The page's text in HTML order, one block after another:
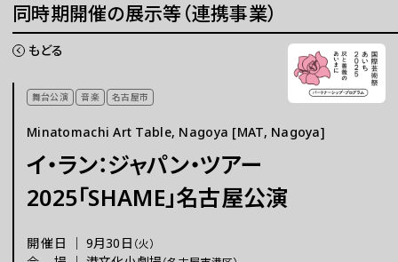
イベント
国際芸術祭「あいち」とは
チケット
ラーニング
同時期開催の展示等（連携事業）
もどる
舞台公演 音楽 名古屋市
Minatomachi Art Table, Nagoya [MAT, Nagoya]
イ・ラン：ジャパン・ツアー
2025「SHAME」名古屋公演
開催日 ｜ 9月30日 （火）